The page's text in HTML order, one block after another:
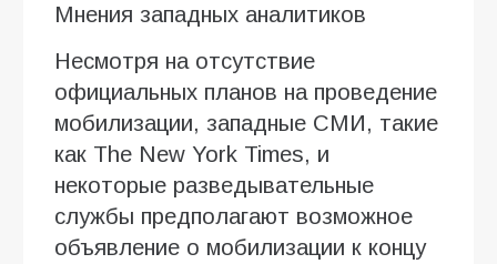
Мнения западных аналитиков
Несмотря на отсутствие
официальных планов на проведение
мобилизации, западные СМИ, такие
как The New York Times, и
некоторые разведывательные
службы предполагают возможное
объявление о мобилизации к концу